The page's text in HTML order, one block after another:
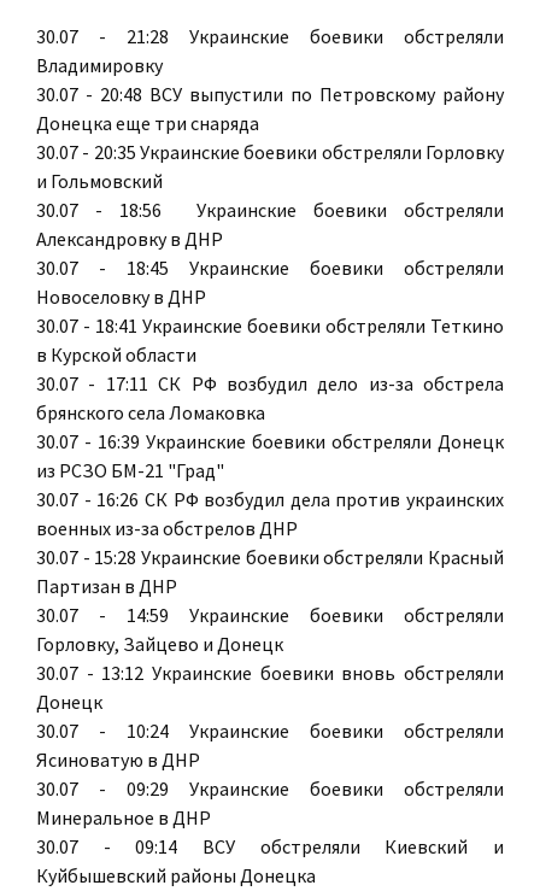
30.07 - 21:28 Украинские боевики обстреляли
Владимировку
30.07 - 20:48 ВСУ выпустили по Петровскому району
Донецка еще три снаряда
30.07 - 20:35 Украинские боевики обстреляли Горловку
и Гольмовский
30.07 - 18:56 Украинские боевики обстреляли
Александровку в ДНР
30.07 - 18:45 Украинские боевики обстреляли
Новоселовку в ДНР
30.07 - 18:41 Украинские боевики обстреляли Теткино
в Курской области
30.07 - 17:11 СК РФ возбудил дело из-за обстрела
брянского села Ломаковка
30.07 - 16:39 Украинские боевики обстреляли Донецк
из РСЗО БМ-21 "Град"
30.07 - 16:26 СК РФ возбудил дела против украинских
военных из-за обстрелов ДНР
30.07 - 15:28 Украинские боевики обстреляли Красный
Партизан в ДНР
30.07 - 14:59 Украинские боевики обстреляли
Горловку, Зайцево и Донецк
30.07 - 13:12 Украинские боевики вновь обстреляли
Донецк
30.07 - 10:24 Украинские боевики обстреляли
Ясиноватую в ДНР
30.07 - 09:29 Украинские боевики обстреляли
Минеральное в ДНР
30.07 - 09:14 ВСУ обстреляли Киевский и
Куйбышевский районы Донецка